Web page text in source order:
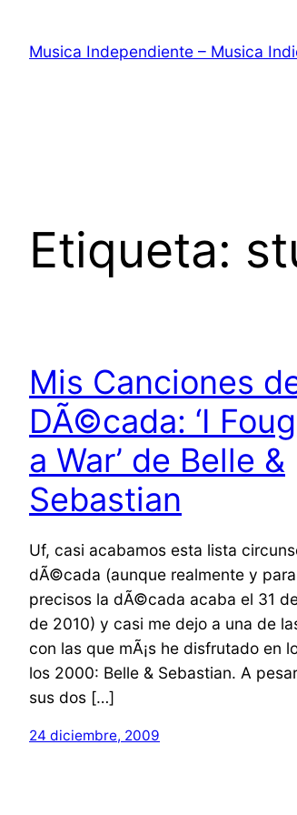
contenido
Musica Independiente – Musica
Etiqueta:
Mis Canciones
DÃ©cada: ‘I
a War’ de Belle &
Sebastian
Uf, casi acabamos esta lista
dÃ©cada (aunque realmente y
precisos la dÃ©cada acaba el 31
de 2010) y casi me dejo a una de
con las que mÃ¡s he disfrutado en
los 2000: Belle & Sebastian. A
sus dos […]
24 diciembre, 2009